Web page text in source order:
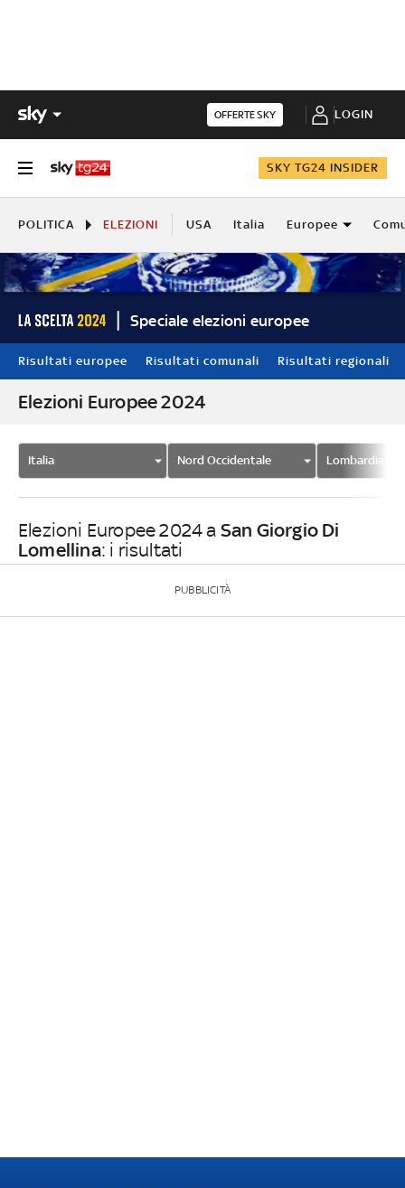
OFFERTE SKY LOGIN
SKY TG24 INSIDER
POLITICA ELEZIONI USA Italia Europee
Speciale elezioni europee
Risultati europee Risultati comunali Risultati regionali
Elezioni Europee 2024
Italia Nord Occidentale Lombardia
Elezioni Europee 2024 a San Giorgio Di
Lomellina: i risultati
PUBBLICITÀ